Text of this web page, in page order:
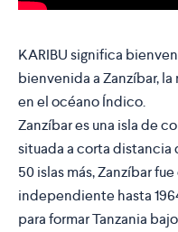
KARIBU significa
bienvenida a Zanzíbar,
en el océano Índico.
Zanzíbar es una isla de
situada a corta distancia
50 islas más, Zanzíbar
independiente hasta
para formar Tanzania